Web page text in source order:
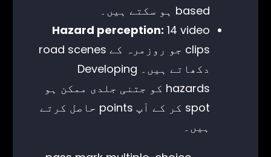
based ہو سکتے ہیں۔
Hazard perception: 14 video
clips جو روزمرہ کے road scenes
دکھاتے ہیں۔ Developing
hazards کو جتنی جلدی ممکن ہو
spot کر کے آپ points حاصل کرتے
ہیں۔